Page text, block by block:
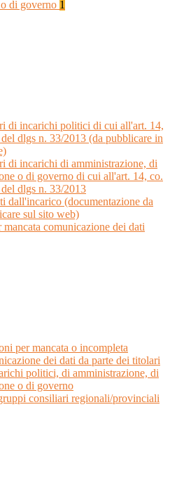
di governo 1
di incarichi politici di cui all'art. 14,
dlgs n. 33/2013 (da pubblicare in
di incarichi di amministrazione, di
o di governo di cui all'art. 14, co.
dlgs n. 33/2013
dall'incarico (documentazione da
sul sito web)
mancata comunicazione dei dati
per mancata o incompleta
dei dati da parte dei titolari
politici, di amministrazione, di
o di governo
consiliari regionali/provinciali